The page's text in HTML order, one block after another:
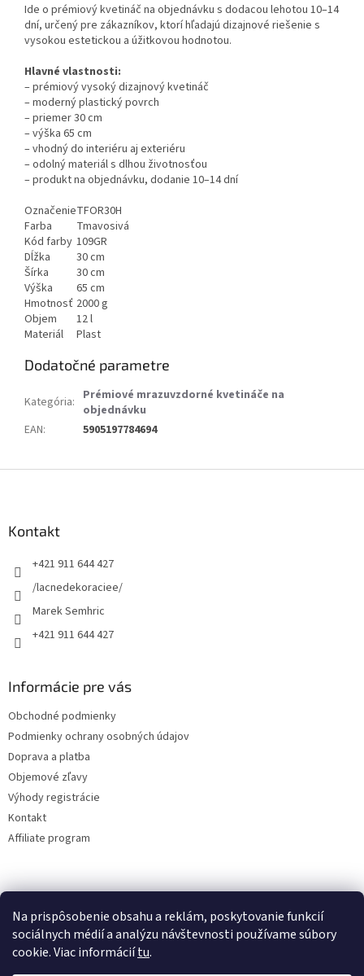
Na prispôsobenie obsahu a reklám, poskytovanie funkcií
sociálnych médií a analýzu návštevnosti používame súbory
cookie. Viac informáciítu.
Ide o prémiový kvetináč na objednávku s dodacou lehotou 10–14
dní, určený pre zákazníkov, ktorí hľadajú dizajnové riešenie s
vysokou estetickou a úžitkovou hodnotou.
Hlavné vlastnosti:
– prémiový vysoký dizajnový kvetináč
– moderný plastický povrch
– priemer 30 cm
– výška 65 cm
– vhodný do interiéru aj exteriéru
– odolný materiál s dlhou životnosťou
– produkt na objednávku, dodanie 10–14 dní
OznačenieTFOR30H
Farba
Tmavosivá
Kód farby 109GR
Dĺžka
30 cm
Šírka
30 cm
Výška
65 cm
Hmotnosť 2000 g
Objem
12 l
Materiál
Plast
Dodatočné parametre
Kategória: Prémiové mrazuvzdorné kvetináče na
objednávku
EAN: 5905197784694
Kontakt
+421 911 644 427
/lacnedekoraciee/
Marek Semhric
+421 911 644 427
Informácie pre vás
Obchodné podmienky
Podmienky ochrany osobných údajov
Doprava a platba
Objemové zľavy
Výhody registrácie
Kontakt
Affiliate program